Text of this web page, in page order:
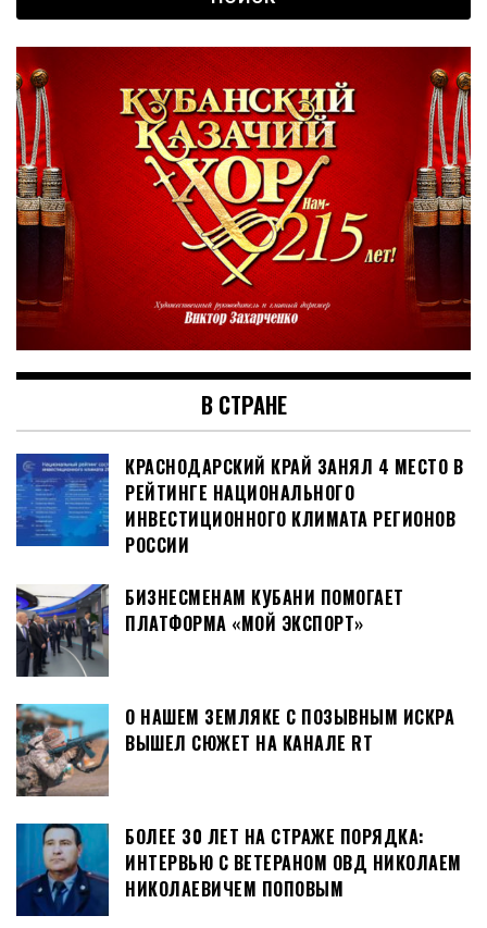
В СТРАНЕ
КРАСНОДАРСКИЙ КРАЙ ЗАНЯЛ 4 МЕСТО В
РЕЙТИНГЕ НАЦИОНАЛЬНОГО
ИНВЕСТИЦИОННОГО КЛИМАТА РЕГИОНОВ
РОССИИ
БИЗНЕСМЕНАМ КУБАНИ ПОМОГАЕТ
ПЛАТФОРМА «МОЙ ЭКСПОРТ»
О НАШЕМ ЗЕМЛЯКЕ С ПОЗЫВНЫМ ИСКРА
ВЫШЕЛ СЮЖЕТ НА КАНАЛЕ RT
БОЛЕЕ 30 ЛЕТ НА СТРАЖЕ ПОРЯДКА:
ИНТЕРВЬЮ С ВЕТЕРАНОМ ОВД НИКОЛАЕМ
НИКОЛАЕВИЧЕМ ПОПОВЫМ